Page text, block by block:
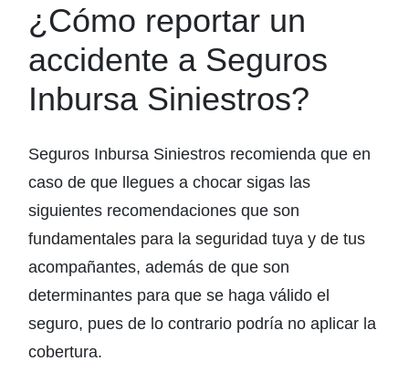
¿Cómo reportar un
accidente a Seguros
Inbursa Siniestros?
Seguros Inbursa Siniestros recomienda que en
caso de que llegues a chocar sigas las
siguientes recomendaciones que son
fundamentales para la seguridad tuya y de tus
acompañantes, además de que son
determinantes para que se haga válido el
seguro, pues de lo contrario podría no aplicar la
cobertura.